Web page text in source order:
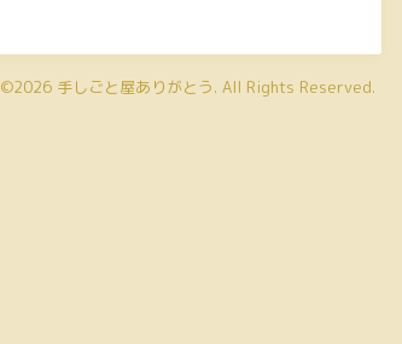
©2026 手しごと屋ありがとう. All Rights Reserved.